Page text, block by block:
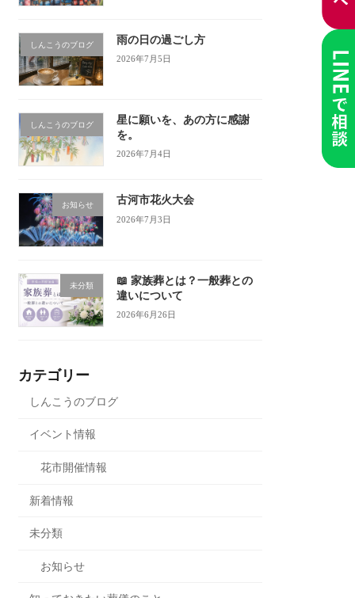
しんこうのブログ 雨の日の過ごし方
2026年7月5日
しんこうのブログ
星に願いを、あの方に感謝
を。
2026年7月4日
お知らせ 古河市花火大会
2026年7月3日
未分類
📖 家族葬とは？一般葬との
違いについて
2026年6月26日
カテゴリー
しんこうのブログ
イベント情報
花市開催情報
新着情報
未分類
お知らせ